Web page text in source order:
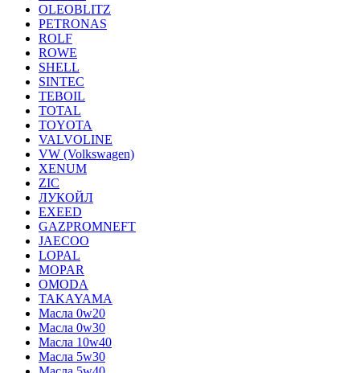
OLEOBLITZ
PETRONAS
ROLF
ROWE
SHELL
SINTEC
TEBOIL
TOTAL
TOYOTA
VALVOLINE
VW (Volkswagen)
XENUM
ZIC
ЛУКОЙЛ
EXEED
GAZPROMNEFT
JAECOO
LOPAL
MOPAR
OMODA
TAKAYAMA
Масла 0w20
Масла 0w30
Масла 10w40
Масла 5w30